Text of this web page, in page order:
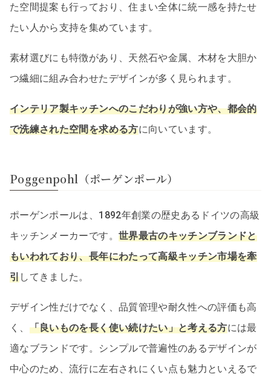
た空間提案も行っており、住まい全体に統一感を持たせ
たい人から支持を集めています。
素材選びにも特徴があり、天然石や金属、木材を大胆か
つ繊細に組み合わせたデザインが多く見られます。
インテリア製キッチンへのこだわりが強い方や、都会的
で洗練された空間を求める方に向いています。
Poggenpohl（ポーゲンポール）
ポーゲンポールは、1892年創業の歴史あるドイツの高級
キッチンメーカーです。 世界最古のキッチンブランドと
もいわれており、長年にわたって高級キッチン市場を牽
引してきました。
デザイン性だけでなく、品質管理や耐久性への評価も高
く、 「良いものを長く使い続けたい」と考える方には最
適なブランドです。シンプルで普遍性のあるデザインが
中心のため、流行に左右されにくい点も魅力といえるで